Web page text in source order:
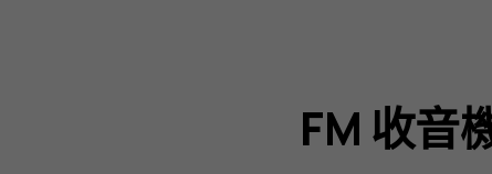
FM 收音